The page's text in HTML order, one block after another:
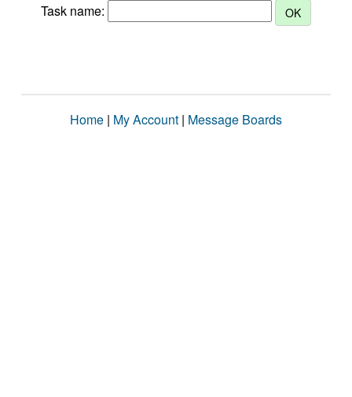
Task name:
Home | My Account | Message Boards